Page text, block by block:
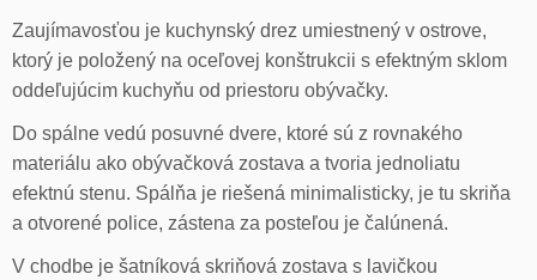
Zaujímavosťou je kuchynský drez umiestnený v ostrove,
ktorý je položený na oceľovej konštrukcii s efektným sklom
oddeľujúcim kuchyňu od priestoru obývačky.
Do spálne vedú posuvné dvere, ktoré sú z rovnakého
materiálu ako obývačková zostava a tvoria jednoliatu
efektnú stenu. Spálňa je riešená minimalisticky, je tu skriňa
a otvorené police, zástena za posteľou je čalúnená.
V chodbe je šatníková skriňová zostava s lavičkou